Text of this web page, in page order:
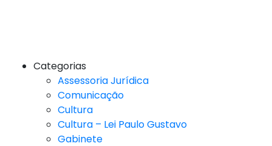
Categorias
Assessoria Jurídica
Comunicação
Cultura
Cultura – Lei Paulo Gustavo
Gabinete